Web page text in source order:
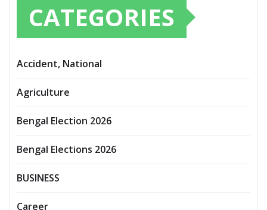
CATEGORIES
Accident, National
Agriculture
Bengal Election 2026
Bengal Elections 2026
BUSINESS
Career